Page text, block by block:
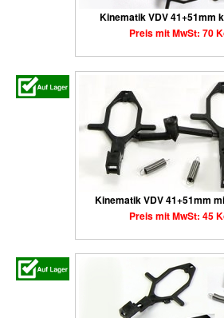
Kinematik VDV 41+51mm
Preis mit MwSt: 70
Kinematik VDV 41+51mm
Preis mit MwSt: 45